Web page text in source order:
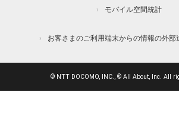
モバイル空間統計
お客さまのご利用端末からの情報の外部
© NTT DOCOMO, INC., © All About, Inc. All